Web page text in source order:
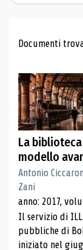
Documenti
La
modello
Antonio
Zani
anno: 2017,
Il servizio di
pubbliche di
iniziato nel